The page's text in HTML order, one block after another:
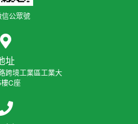
信公眾號
址
跨境工業區工業大
C座